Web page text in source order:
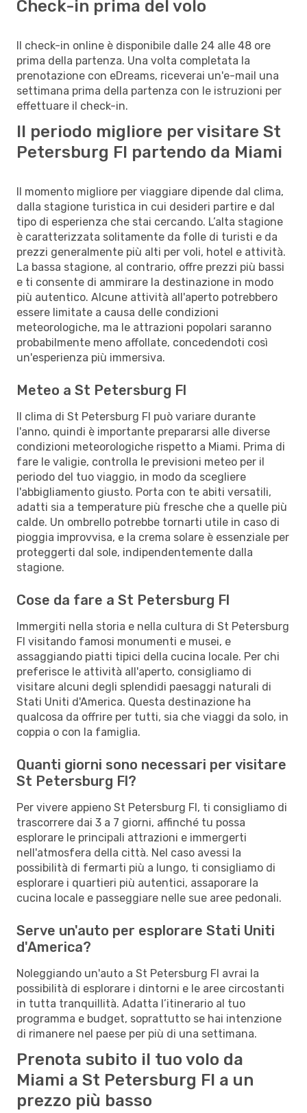
Check-in prima del volo
Il check-in online è disponibile dalle 24 alle 48 ore
prima della partenza. Una volta completata la
prenotazione con eDreams, riceverai un'e-mail una
settimana prima della partenza con le istruzioni per
effettuare il check-in.
Il periodo migliore per visitare St
Petersburg Fl partendo da Miami
Il momento migliore per viaggiare dipende dal clima,
dalla stagione turistica in cui desideri partire e dal
tipo di esperienza che stai cercando. L’alta stagione
è caratterizzata solitamente da folle di turisti e da
prezzi generalmente più alti per voli, hotel e attività.
La bassa stagione, al contrario, offre prezzi più bassi
e ti consente di ammirare la destinazione in modo
più autentico. Alcune attività all'aperto potrebbero
essere limitate a causa delle condizioni
meteorologiche, ma le attrazioni popolari saranno
probabilmente meno affollate, concedendoti così
un'esperienza più immersiva.
Meteo a St Petersburg Fl
Il clima di St Petersburg Fl può variare durante
l'anno, quindi è importante prepararsi alle diverse
condizioni meteorologiche rispetto a Miami. Prima di
fare le valigie, controlla le previsioni meteo per il
periodo del tuo viaggio, in modo da scegliere
l'abbigliamento giusto. Porta con te abiti versatili,
adatti sia a temperature più fresche che a quelle più
calde. Un ombrello potrebbe tornarti utile in caso di
pioggia improvvisa, e la crema solare è essenziale per
proteggerti dal sole, indipendentemente dalla
stagione.
Cose da fare a St Petersburg Fl
Immergiti nella storia e nella cultura di St Petersburg
Fl visitando famosi monumenti e musei, e
assaggiando piatti tipici della cucina locale. Per chi
preferisce le attività all'aperto, consigliamo di
visitare alcuni degli splendidi paesaggi naturali di
Stati Uniti d'America. Questa destinazione ha
qualcosa da offrire per tutti, sia che viaggi da solo, in
coppia o con la famiglia.
Quanti giorni sono necessari per visitare
St Petersburg Fl?
Per vivere appieno St Petersburg Fl, ti consigliamo di
trascorrere dai 3 a 7 giorni, affinché tu possa
esplorare le principali attrazioni e immergerti
nell'atmosfera della città. Nel caso avessi la
possibilità di fermarti più a lungo, ti consigliamo di
esplorare i quartieri più autentici, assaporare la
cucina locale e passeggiare nelle sue aree pedonali.
Serve un'auto per esplorare Stati Uniti
d'America?
Noleggiando un'auto a St Petersburg Fl avrai la
possibilità di esplorare i dintorni e le aree circostanti
in tutta tranquillità. Adatta l’itinerario al tuo
programma e budget, soprattutto se hai intenzione
di rimanere nel paese per più di una settimana.
Prenota subito il tuo volo da
Miami a St Petersburg Fl a un
prezzo più basso